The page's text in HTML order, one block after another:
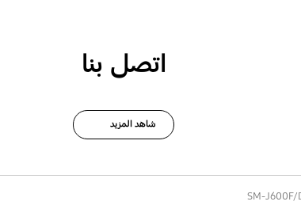
اتصل بنا
شاهد المزيد
SM-J600F/